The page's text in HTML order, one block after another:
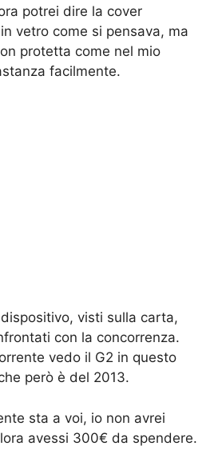
potrei dire la cover
vetro come si pensava, ma
protetta come nel mio
facilmente.
visti sulla carta,
con la concorrenza.
vedo il G2 in questo
però è del 2013.
sta a voi, io non avrei
avessi 300€ da spendere.